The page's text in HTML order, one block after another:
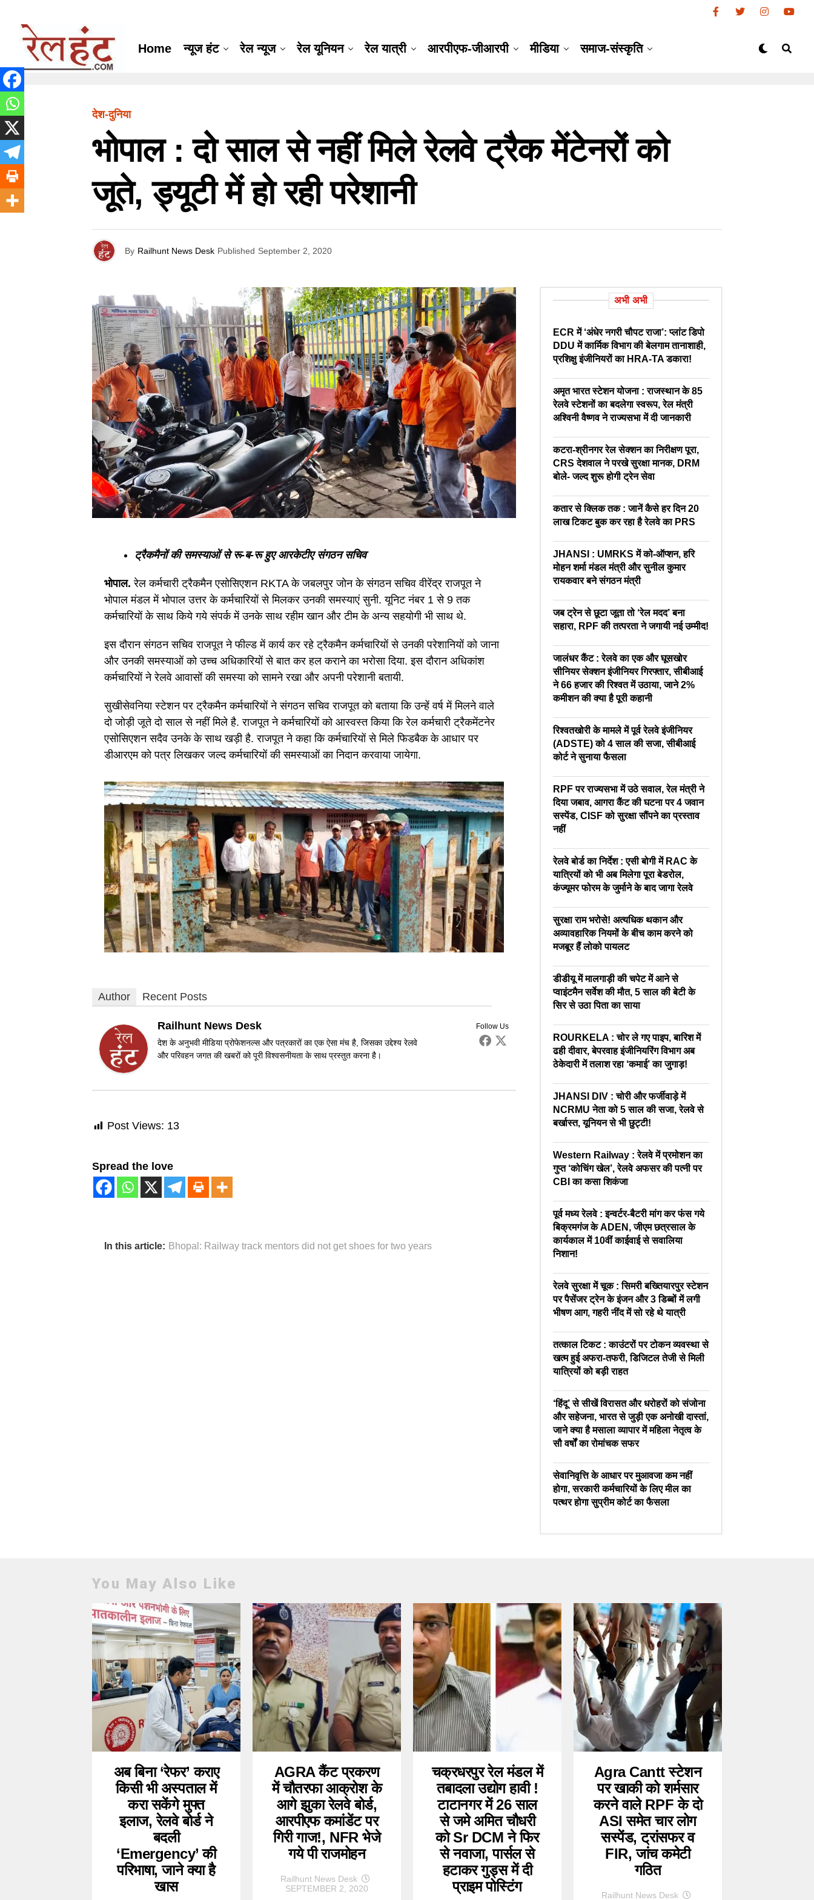
Home न्यूज हंट रेल न्यूज रेल यूनियन रेल यात्री आरपीएफ-जीआरपी मीडिया समाज-संस्कृति
देश-दुनिया
भोपाल : दो साल से नहीं मिले रेलवे ट्रैक मेंटेनरों को
जूते, ड्यूटी में हो रही परेशानी
By Railhunt News Desk Published September 2, 2020
ट्रैकमैनों की समस्याओं से रू-ब-रू हुए आरकेटीए संगठन सचिव
भोपाल. रेल कर्मचारी ट्रैकमैन एसोसिएशन RKTA के जबलपुर जोन के संगठन सचिव वीरेंद्र राजपूत ने
भोपाल मंडल में भोपाल उत्तर के कर्मचारियों से मिलकर उनकी समस्याएं सुनी. यूनिट नंबर 1 से 9 तक
कर्मचारियों के साथ किये गये संपर्क में उनके साथ रहीम खान और टीम के अन्य सहयोगी भी साथ थे.
इस दौरान संगठन सचिव राजपूत ने फील्ड में कार्य कर रहे ट्रैकमैन कर्मचारियों से उनकी परेशानियों को जाना
और उनकी समस्याओं को उच्च अधिकारियों से बात कर हल कराने का भरोसा दिया. इस दौरान अधिकांश
कर्मचारियों ने रेलवे आवासों की समस्या को सामने रखा और अपनी परेशानी बतायी.
सुखीसेवनिया स्टेशन पर ट्रैकमैन कर्मचारियों ने संगठन सचिव राजपूत को बताया कि उन्हें वर्ष में मिलने वाले
दो जोड़ी जूते दो साल से नहीं मिले है. राजपूत ने कर्मचारियों को आस्वस्त किया कि रेल कर्मचारी ट्रैकमेंटनेर
एसोसिएशन सदैव उनके के साथ खड़ी है. राजपूत ने कहा कि कर्मचारियों से मिले फिडबैक के आधार पर
डीआरएम को पत्र लिखकर जल्द कर्मचारियों की समस्याओं का निदान करवाया जायेगा.
Author Recent Posts
Follow Us
Railhunt News Desk
देश के अनुभवी मीडिया प्रोफेशनल्स और पत्रकारों का एक ऐसा मंच है, जिसका उद्देश्य रेलवे
और परिवहन जगत की खबरों को पूरी विश्वसनीयता के साथ प्रस्तुत करना है।
Post Views: 13
Spread the love
In this article: Bhopal: Railway track mentors did not get shoes for two years
अभी अभी
ECR में ‘अंधेर नगरी चौपट राजा’: प्लांट डिपो
DDU में कार्मिक विभाग की बेलगाम तानाशाही,
प्रशिक्षु इंजीनियरों का HRA-TA डकारा!
अमृत भारत स्टेशन योजना : राजस्थान के 85
रेलवे स्टेशनों का बदलेगा स्वरूप, रेल मंत्री
अश्विनी वैष्णव ने राज्यसभा में दी जानकारी
कटरा-श्रीनगर रेल सेक्शन का निरीक्षण पूरा,
CRS देशवाल ने परखे सुरक्षा मानक, DRM
बोले- जल्द शुरू होगी ट्रेन सेवा
कतार से क्लिक तक : जानें कैसे हर दिन 20
लाख टिकट बुक कर रहा है रेलवे का PRS
JHANSI : UMRKS में को-ऑप्शन, हरि
मोहन शर्मा मंडल मंत्री और सुनील कुमार
रायकवार बने संगठन मंत्री
जब ट्रेन से छूटा जूता तो ‘रेल मदद’ बना
सहारा, RPF की तत्परता ने जगायी नई उम्मीद!
जालंधर कैंट : रेलवे का एक और घूसखोर
सीनियर सेक्शन इंजीनियर गिरफ्तार, सीबीआई
ने 66 हजार की रिश्वत में उठाया, जाने 2%
कमीशन की क्या है पूरी कहानी
रिश्वतखोरी के मामले में पूर्व रेलवे इंजीनियर
(ADSTE) को 4 साल की सजा, सीबीआई
कोर्ट ने सुनाया फैसला
RPF पर राज्यसभा में उठे सवाल, रेल मंत्री ने
दिया जबाव, आगरा कैंट की घटना पर 4 जवान
सस्पेंड, CISF को सुरक्षा सौंपने का प्रस्ताव
नहीं
रेलवे बोर्ड का निर्देश : एसी बोगी में RAC के
यात्रियों को भी अब मिलेगा पूरा बेडरोल,
कंज्यूमर फोरम के जुर्माने के बाद जागा रेलवे
सुरक्षा राम भरोसे! अत्यधिक थकान और
अव्यावहारिक नियमों के बीच काम करने को
मजबूर हैं लोको पायलट
डीडीयू में मालगाड़ी की चपेट में आने से
प्वाइंटमैन सर्वेश की मौत, 5 साल की बेटी के
सिर से उठा पिता का साया
ROURKELA : चोर ले गए पाइप, बारिश में
ढही दीवार, बेपरवाह इंजीनियरिंग विभाग अब
ठेकेदारी में तलाश रहा ‘कमाई’ का जुगाड़!
JHANSI DIV : चोरी और फर्जीवाड़े में
NCRMU नेता को 5 साल की सजा, रेलवे से
बर्खास्त, यूनियन से भी छुट्टी!
Western Railway : रेलवे में प्रमोशन का
गुप्त ‘कोचिंग खेल’, रेलवे अफसर की पत्नी पर
CBI का कसा शिकंजा
पूर्व मध्य रेलवे : इन्वर्टर-बैटरी मांग कर फंस गये
बिक्रमगंज के ADEN, जीएम छत्रसाल के
कार्यकाल में 10वीं काईवाई से सवालिया
निशान!
रेलवे सुरक्षा में चूक : सिमरी बख्तियारपुर स्टेशन
पर पैसेंजर ट्रेन के इंजन और 3 डिब्बों में लगी
भीषण आग, गहरी नींद में सो रहे थे यात्री
तत्काल टिकट : काउंटरों पर टोकन व्यवस्था से
खत्म हुई अफरा-तफरी, डिजिटल तेजी से मिली
यात्रियों को बड़ी राहत
‘हिंदू’ से सीखें विरासत और धरोहरों को संजोना
और सहेजना, भारत से जुड़ी एक अनोखी दास्तां,
जाने क्या है मसाला व्यापार में महिला नेतृत्व के
सौ वर्षों का रोमांचक सफर
सेवानिवृत्ति के आधार पर मुआवजा कम नहीं
होगा, सरकारी कर्मचारियों के लिए मील का
पत्थर होगा सुप्रीम कोर्ट का फैसला
You May Also Like
अब बिना ‘रेफर’ कराए
किसी भी अस्पताल में
करा सकेंगे मुफ्त
इलाज, रेलवे बोर्ड ने
बदली
‘Emergency’ की
परिभाषा, जाने क्या है
खास
AGRA कैंट प्रकरण
में चौतरफा आक्रोश के
आगे झुका रेलवे बोर्ड,
आरपीएफ कमांडेंट पर
गिरी गाज!, NFR भेजे
गये पी राजमोहन
Railhunt News Desk
SEPTEMBER 2, 2020
चक्रधरपुर रेल मंडल में
तबादला उद्योग हावी !
टाटानगर में 26 साल
से जमे अमित चौधरी
को Sr DCM ने फिर
से नवाजा, पार्सल से
हटाकर गुड्स में दी
प्राइम पोस्टिंग
Agra Cantt स्टेशन
पर खाकी को शर्मसार
करने वाले RPF के दो
ASI समेत चार लोग
सस्पेंड, ट्रांसफर व
FIR, जांच कमेटी
गठित
Railhunt News Desk